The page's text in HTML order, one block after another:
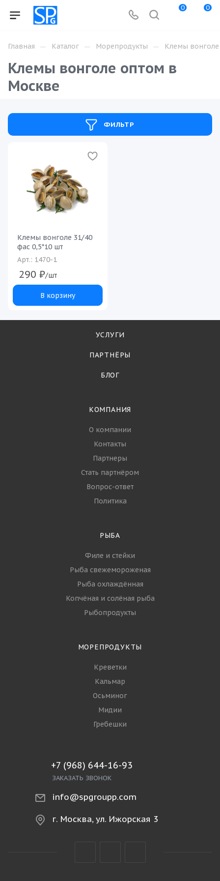
0 0
Главная — Каталог — Морепродукты — Клемы вонголе
Клемы вонголе оптом в
Москве
ФИЛЬТР
Клемы вонголе 31/40
фас 0,5*10 шт
Арт.: 1470-1
290 ₽/шт
В корзину
УСЛУГИ
ПАРТНЁРЫ
БЛОГ
КОМПАНИЯ
О компании
Контакты
Партнеры
Стать партнёром
Вопрос-ответ
Политика
РЫБА
Филе и стейки
Рыба свежемороженая
Рыба охлаждённая
Копчёная и солёная рыба
Рыбопродукты
МОРЕПРОДУКТЫ
Креветки
Кальмар
Осьминог
Мидии
Гребешки
+7 (968) 644-16-93
ЗАКАЗАТЬ ЗВОНОК
info@spgroupp.com
г. Москва, ул. Ижорская 3